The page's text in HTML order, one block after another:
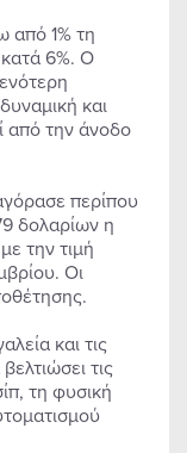
από 1% τη
6%. Ο
και
από την άνοδο
περίπου
δολαρίων η
την τιμή
Οι
και τις
τις
τη φυσική